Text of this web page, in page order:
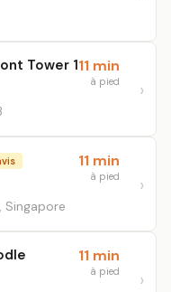
Tower 111 min
à pied
Singapore
11 min
à pied
11 min
à pied